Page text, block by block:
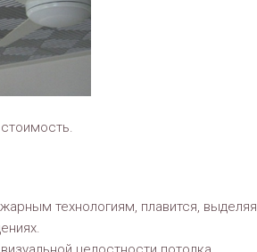
технологиям, плавится, выделяя